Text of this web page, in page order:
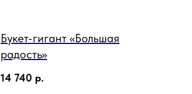
Букет-гигант «Большая
радость»
14 740 р.